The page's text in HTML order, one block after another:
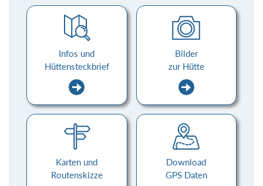
Infos und
Hüttensteckbrief
Bilder
zur Hütte
Karten und
Routenskizze
Download
GPS Daten